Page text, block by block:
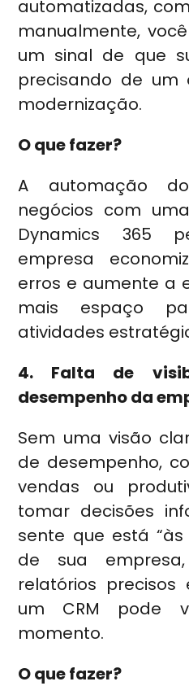
automatizadas,
manualmente,
um sinal de que
precisando de
modernização.
O que fazer?
A automação
negócios com
Dynamics 365
empresa
erros e aumente a
mais espaço
atividades
4. Falta de
desempenho da
Sem uma visão
de desempenho,
vendas ou
tomar decisões
sente que está
de sua
relatórios
um CRM pode
momento.
O que fazer?